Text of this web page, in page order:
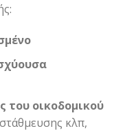
του οικοδομικού
κλπ,